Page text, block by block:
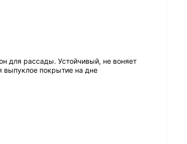
для рассады. Устойчивый, не воняет
выпуклое покрытие на дне